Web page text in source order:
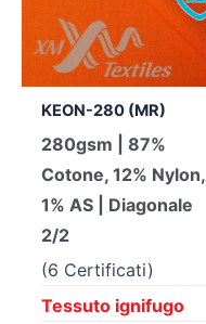
KEON-280 (MR)
280gsm | 87%
Cotone, 12% Nylon,
1% AS | Diagonale
2/2
(6 Certificati)
Tessuto ignifugo